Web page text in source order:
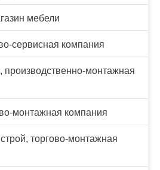
мебели
сервисная компания
производственно-монтажная
монтажная компания
торгово-монтажная